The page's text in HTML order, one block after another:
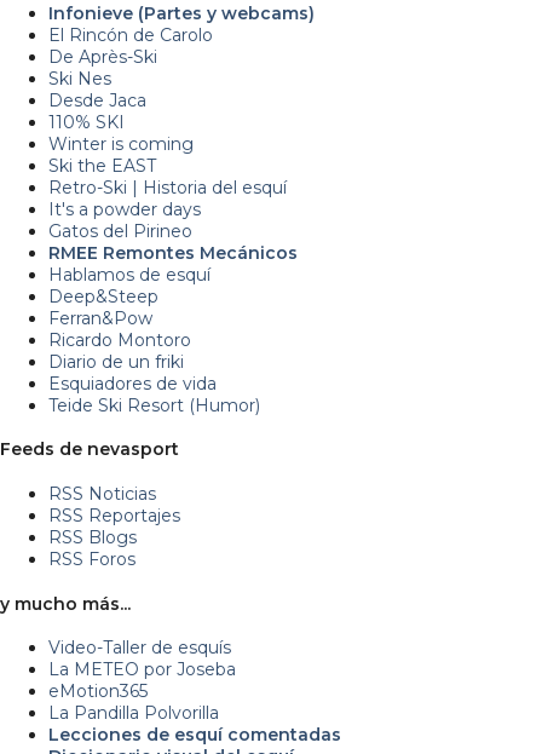
Infonieve (Partes y webcams)
El Rincón de Carolo
De Après-Ski
Ski Nes
Desde Jaca
110% SKI
Winter is coming
Ski the EAST
Retro-Ski | Historia del esquí
It's a powder days
Gatos del Pirineo
RMEE Remontes Mecánicos
Hablamos de esquí
Deep&Steep
Ferran&Pow
Ricardo Montoro
Diario de un friki
Esquiadores de vida
Teide Ski Resort (Humor)
Feeds de nevasport
RSS Noticias
RSS Reportajes
RSS Blogs
RSS Foros
y mucho más...
Video-Taller de esquís
La METEO por Joseba
eMotion365
La Pandilla Polvorilla
Lecciones de esquí comentadas